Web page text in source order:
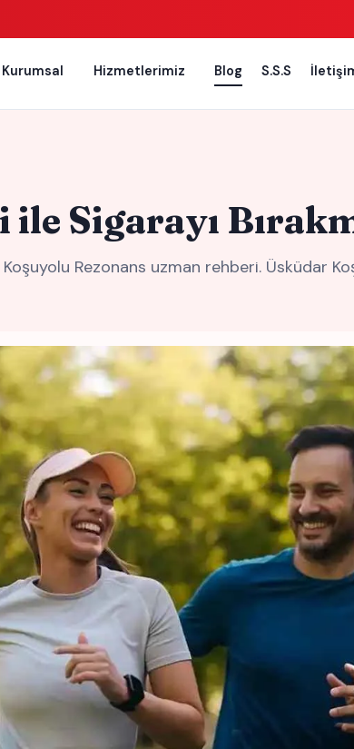
Kurumsal Hizmetlerimiz Blog S.S.S
Sigarayı
Koşuyolu Rezonans uzman rehberi. Üsküdar